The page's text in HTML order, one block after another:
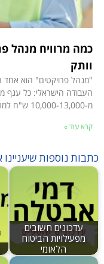
וותק
"מנהל פרויקטים" הוא אחד
העבודה הישראלי: כל ענף
מ-10,000-13,000 ש"ח למתחיל ועד כ-40,000 ש"ח לבכיר
קרא עוד »
כתבות נוספות שיעניינו
עדכונים חשובים
מפעילויות הביטוח
הלאומי